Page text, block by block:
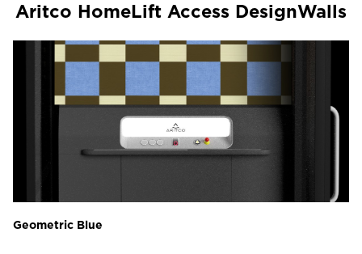
Aritco HomeLift Access DesignWalls
Geometric Blue